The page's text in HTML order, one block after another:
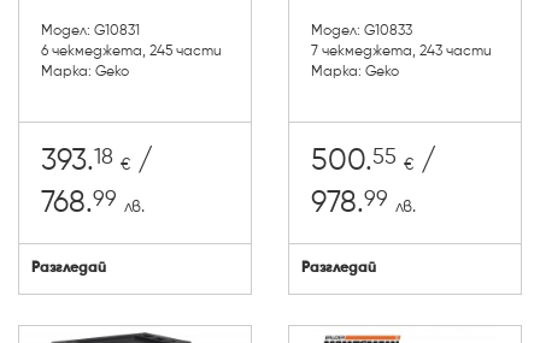
Модел: G10831
6 чекмеджета, 245 части
Марка: Geko
393.18 € /
768.99 лв.
Разгледай
Модел: G10833
7 чекмеджета, 243 части
Марка: Geko
500.55 € /
978.99 лв.
Разгледай